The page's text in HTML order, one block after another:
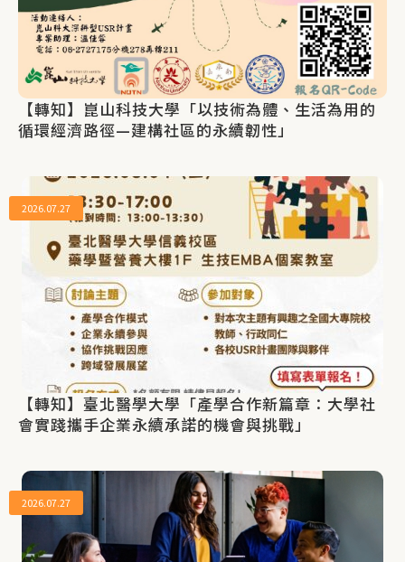
【轉知】崑山科技大學「以技術為體、生活為用的
循環經濟路徑—建構社區的永續韌性」
【轉知】臺北醫學大學「產學合作新篇章：大學社
會實踐攜手企業永續承諾的機會與挑戰」
2026.07.27
2026.07.27